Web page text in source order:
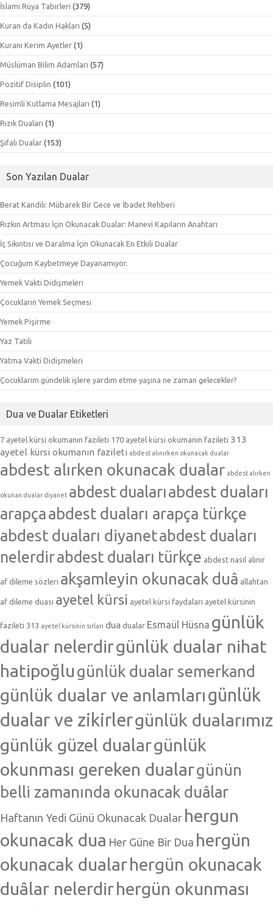
İslami Rüya Tabirleri (379)
Kuran da Kadın Hakları (5)
Kuranı Kerim Ayetler (1)
Müslüman Bilim Adamları (57)
Pozitif Disiplin (101)
Resimli Kutlama Mesajları (1)
Rızık Duaları (1)
Şifalı Dualar (153)
Son Yazılan Dualar
Berat Kandili: Mübarek Bir Gece ve İbadet Rehberi
Rızkın Artması İçin Okunacak Dualar: Manevi Kapıların Anahtarı
İç Sıkıntısı ve Daralma İçin Okunacak En Etkili Dualar
Çocuğum Kaybetmeye Dayanamıyor.
Yemek Vakti Didişmeleri
Çocukların Yemek Seçmesi
Yemek Pişirme
Yaz Tatili
Yatma Vakti Didişmeleri
Çocuklarım gündelik işlere yardım etme yaşına ne zaman gelecekler?
Dua ve Dualar Etiketleri
7 ayetel kürsi okumanın fazileti 170 ayetel kürsi okumanın fazileti 313
ayetel kürsi okumanın fazileti abdest alınırken okunacak dualar
abdest alırken okunacak dualar abdest alırken
okunan dualar diyanet abdest dualarıabdest duaları
arapçaabdest duaları arapça türkçe
abdest duaları diyanetabdest duaları
nelerdirabdest duaları türkçe abdest nasıl alınır
af dileme sözleri akşamleyin okunacak duâ allahtan
af dileme duası ayetel kürsi ayetel kürsi faydaları ayetel kürsinin
fazileti 313 ayetel kürsinin sırları dua dualar Esmaül Hüsna günlük
dualar nelerdirgünlük dualar nihat
hatipoğlu günlük dualar semerkand
günlük dualar ve anlamlarıgünlük
dualar ve zikirlergünlük dualarımız
günlük güzel dualargünlük
okunması gereken dualargünün
belli zamanında okunacak duâlar
Haftanın Yedi Günü Okunacak Dualar hergun
okunacak dua Her Güne Bir Dua hergün
okunacak dualarhergün okunacak
duâlar nelerdirhergün okunması